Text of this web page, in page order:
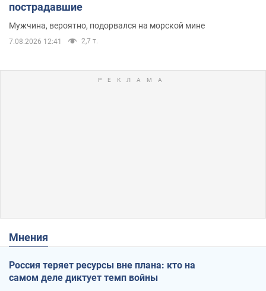
пострадавшие
Мужчина, вероятно, подорвался на морской мине
7.08.2026 12:41 2,7 т.
Мнения
Россия теряет ресурсы вне плана: кто на
самом деле диктует темп войны